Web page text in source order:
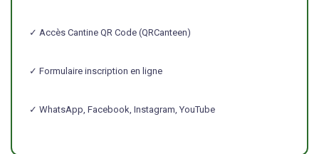
✓ Accès Cantine QR Code (QRCanteen)
✓ Formulaire inscription en ligne
✓ WhatsApp, Facebook, Instagram, YouTube